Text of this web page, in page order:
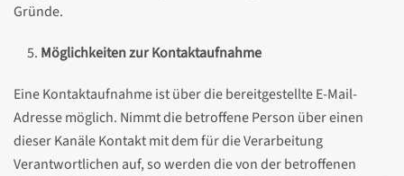
Gründe.
Möglichkeiten zur Kontaktaufnahme
Eine Kontaktaufnahme ist über die bereitgestellte E-Mail-
Adresse möglich. Nimmt die betroffene Person über einen
dieser Kanäle Kontakt mit dem für die Verarbeitung
Verantwortlichen auf, so werden die von der betroffenen